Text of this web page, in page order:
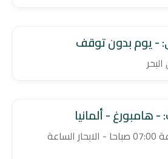
- يوم بدون توقف
- هامبورغ - ألمانيا
الوصول الساعة 07:00 صباحا - الابحار الساعة